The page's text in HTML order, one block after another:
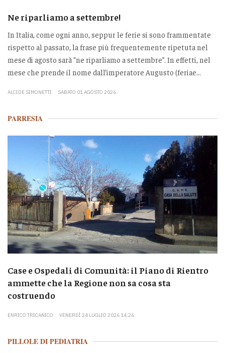
Ne riparliamo a settembre!
In Italia, come ogni anno, seppur le ferie si sono frammentate
rispetto al passato, la frase più frequentemente ripetuta nel
mese di agosto sarà “ne riparliamo a settembre”. In effetti, nel
mese che prende il nome dall’imperatore Augusto (feriae...
ALCIDE SIMONETTI SABATO 01 AGOSTO 2026
PARRESIA
Case e Ospedali di Comunità: il Piano di Rientro
ammette che la Regione non sa cosa sta
costruendo
ENRICO TRICANICO VENERDÌ 24 LUGLIO 2026 14:26
PILLOLE DI PEDIATRIA